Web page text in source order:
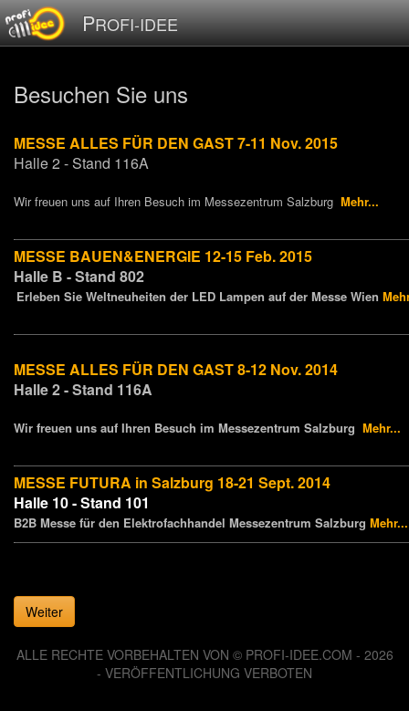
PROFI-IDEE
Besuchen Sie uns
MESSE ALLES FÜR DEN GAST 7-11 Nov. 2015
Halle 2 - Stand 116A
Wir freuen uns auf Ihren Besuch im Messezentrum Salzburg Mehr...
MESSE BAUEN&ENERGIE 12-15 Feb. 2015
Halle B - Stand 802
Erleben Sie Weltneuheiten der LED Lampen auf der Messe Wien
MESSE ALLES FÜR DEN GAST 8-12 Nov. 2014
Halle 2 - Stand 116A
Wir freuen uns auf Ihren Besuch im Messezentrum Salzburg Mehr...
MESSE FUTURA in Salzburg 18-21 Sept. 2014
Halle 10 - Stand 101
B2B Messe für den Elektrofachhandel Messezentrum Salzburg Mehr...
Weiter
ALLE RECHTE VORBEHALTEN VON © PROFI-IDEE.COM - 2026
- VERÖFFENTLICHUNG VERBOTEN